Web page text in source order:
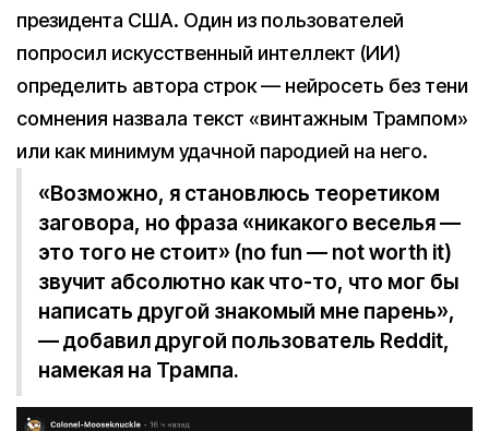
президента США. Один из пользователей
попросил искусственный интеллект (ИИ)
определить автора строк — нейросеть без тени
сомнения назвала текст «винтажным Трампом»
или как минимум удачной пародией на него.
«Возможно, я становлюсь теоретиком
заговора, но фраза «никакого веселья —
это того не стоит» (no fun — not worth it)
звучит абсолютно как что-то, что мог бы
написать другой знакомый мне парень»,
— добавил другой пользователь Reddit,
намекая на Трампа.